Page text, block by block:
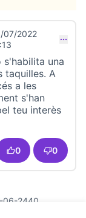
oficial
07/2022
s'habilita una
taquilles. A
a les
s'han
teu interès
0 0
06-2440